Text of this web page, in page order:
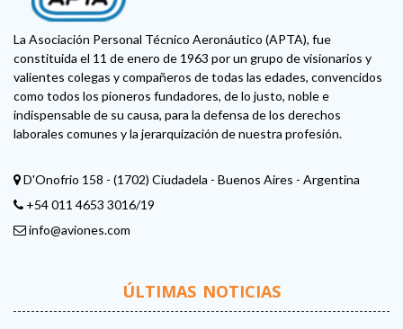
La Asociación Personal Técnico Aeronáutico (APTA), fue
constituida el 11 de enero de 1963 por un grupo de visionarios y
valientes colegas y compañeros de todas las edades, convencidos
como todos los pioneros fundadores, de lo justo, noble e
indispensable de su causa, para la defensa de los derechos
laborales comunes y la jerarquización de nuestra profesión.
D'Onofrio 158 - (1702) Ciudadela - Buenos Aires - Argentina
+54 011 4653 3016/19
info@aviones.com
ÚLTIMAS NOTICIAS